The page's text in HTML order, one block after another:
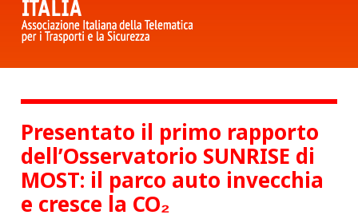
Presentato il primo rapporto
dell’Osservatorio SUNRISE di
MOST: il parco auto invecchia
e cresce la CO₂